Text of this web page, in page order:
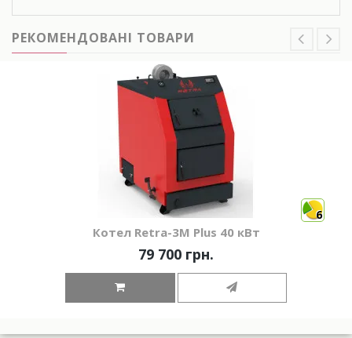
РЕКОМЕНДОВАНІ ТОВАРИ
6
Котел Retra-3М Plus 40 кВт
79 700 грн.